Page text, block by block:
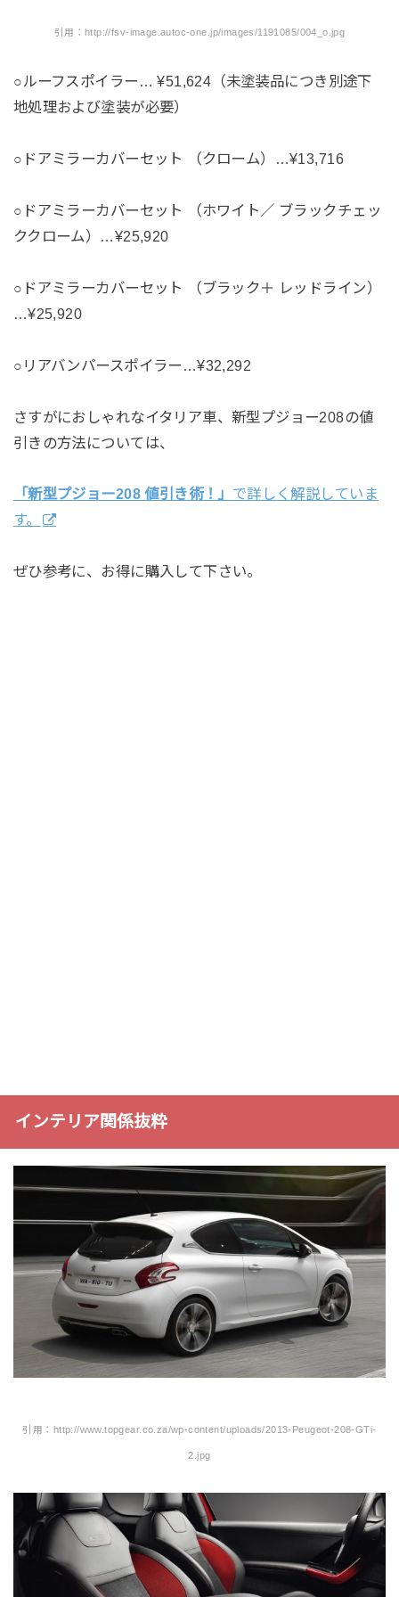
引用：http://fsv-image.autoc-one.jp/images/1191085/004_o.jpg
○ルーフスポイラー… ¥51,624（未塗装品につき別途下
地処理および塗装が必要）
○ドアミラーカバーセット （クローム）…¥13,716
○ドアミラーカバーセット （ホワイト／ ブラックチェッ
ククローム）…¥25,920
○ドアミラーカバーセット （ブラック＋ レッドライン）
…¥25,920
○リアバンパースポイラー…¥32,292
さすがにおしゃれなイタリア車、新型プジョー208の値
引きの方法については、
「新型プジョー208 値引き術！」 で詳しく解説していま
す。
ぜひ参考に、お得に購入して下さい。
インテリア関係抜粋
引用：http://www.topgear.co.za/wp-content/uploads/2013-Peugeot-208-GTi-
2.jpg